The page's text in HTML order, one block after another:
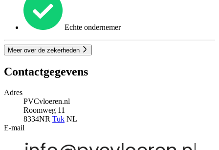
Echte ondernemer
Meer over de zekerheden
Contactgegevens
Adres
PVCvloeren.nl
Roomweg 11
8334NR Tuk NL
E-mail